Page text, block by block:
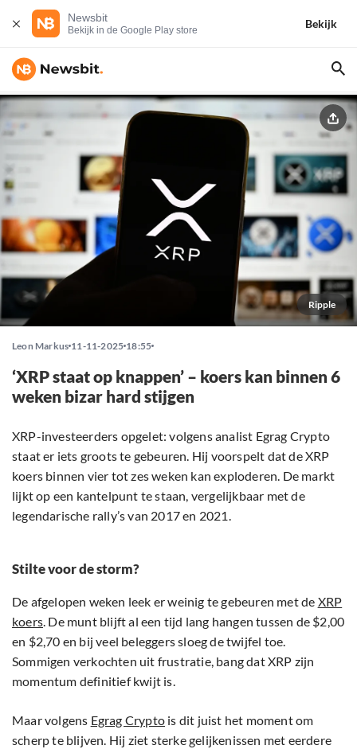
Newsbit
Bekijk in de Google Play store
Bekijk
Ripple
Leon Markus 11-11-2025 18:55
‘XRP staat op knappen’ – koers kan binnen 6
weken bizar hard stijgen
XRP-investeerders opgelet: volgens analist Egrag Crypto
staat er iets groots te gebeuren. Hij voorspelt dat de XRP
koers binnen vier tot zes weken kan exploderen. De markt
lijkt op een kantelpunt te staan, vergelijkbaar met de
legendarische rally’s van 2017 en 2021.
Stilte voor de storm?
De afgelopen weken leek er weinig te gebeuren met de XRP
koers. De munt blijft al een tijd lang hangen tussen de $2,00
en $2,70 en bij veel beleggers sloeg de twijfel toe.
Sommigen verkochten uit frustratie, bang dat XRP zijn
momentum definitief kwijt is.
Maar volgens Egrag Crypto is dit juist het moment om
scherp te blijven. Hij ziet sterke gelijkenissen met eerdere